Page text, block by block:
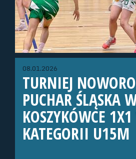
08.01.2026
TURNIEJ
PUCHAR ŚLĄSKA
KOSZYKÓWCE
KATEGORII U15M